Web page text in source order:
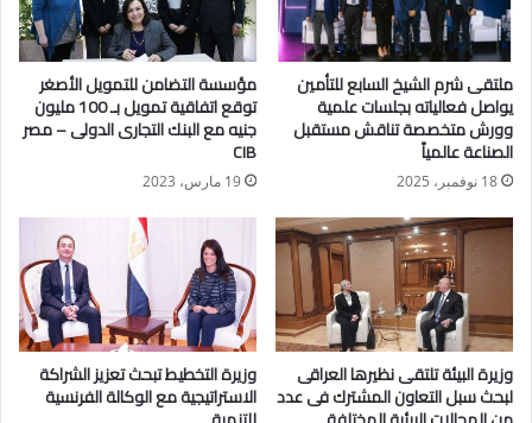
– و تم زيادة غاز تموين السيارت ليصبح 4.50 جنيه / متر .
ملتقى شرم الشيخ السابع للتأمين
يواصل فعالياته بجلسات علمية
وورش متخصصة تناقش مستقبل
الصناعة عالمياً
18 نوفمبر، 2025
مؤسسة التضامن للتمويل الأصغر
توقع اتفاقية تمويل بـ 100 مليون
جنيه مع البنك التجارى الدولى – مصر
CIB
19 مارس، 2023
وزيرة البيئة تلتقى نظيرها العراقى
لبحث سبل التعاون المشترك فى عدد
وزيرة التخطيط تبحث تعزيز الشراكة
الاستراتيجية مع الوكالة الفرنسية